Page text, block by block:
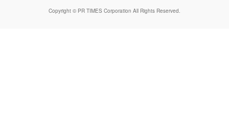
Copyright © PR TIMES Corporation All Rights Reserved.